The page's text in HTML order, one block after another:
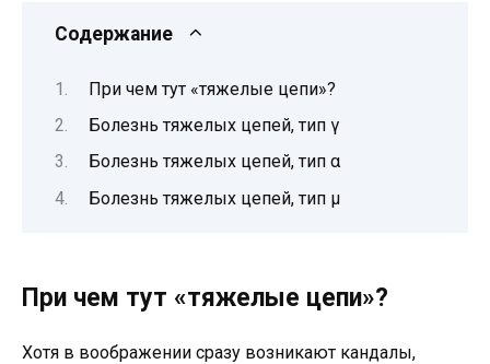
Содержание
При чем тут «тяжелые цепи»?
Болезнь тяжелых цепей, тип γ
Болезнь тяжелых цепей, тип α
Болезнь тяжелых цепей, тип μ
При чем тут «тяжелые цепи»?
Хотя в воображении сразу возникают кандалы,